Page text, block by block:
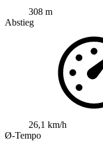
308 m
Abstieg
26,1 km/h
Ø-Tempo